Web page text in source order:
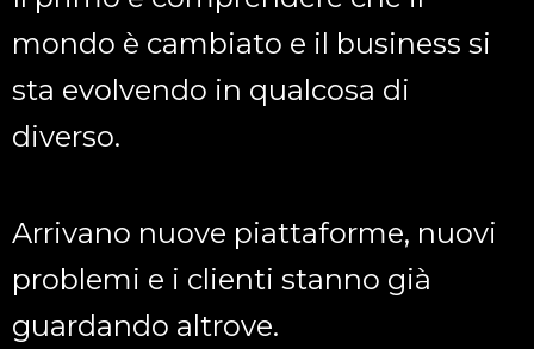
mondo è cambiato e il business si
sta evolvendo in qualcosa di
diverso.
Arrivano nuove piattaforme, nuovi
problemi e i clienti stanno già
guardando altrove.